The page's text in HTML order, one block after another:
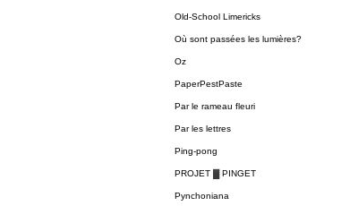
Old-School Limericks
Où sont passées les lumières?
Oz
PaperPestPaste
Par le rameau fleuri
Par les lettres
Ping-pong
PROJET ▓ PINGET
Pynchoniana